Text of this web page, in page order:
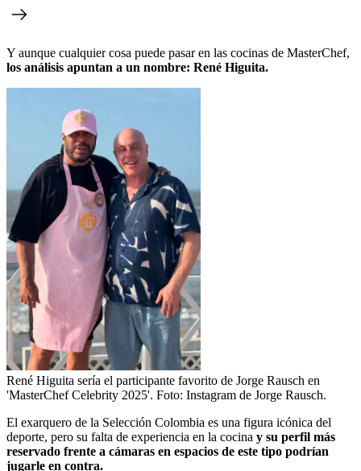
Y aunque cualquier cosa puede pasar en las cocinas de MasterChef,
los análisis apuntan a un nombre: René Higuita.
René Higuita sería el participante favorito de Jorge Rausch en
'MasterChef Celebrity 2025'. Foto: Instagram de Jorge Rausch.
El exarquero de la Selección Colombia es una figura icónica del
deporte, pero su falta de experiencia en la cocina y su perfil más
reservado frente a cámaras en espacios de este tipo podrían
jugarle en contra.